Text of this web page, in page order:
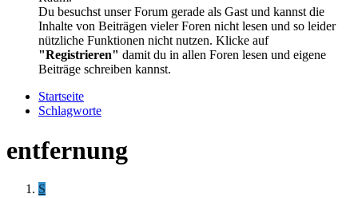
Du besuchst unser Forum gerade als Gast und kannst die
Inhalte von Beiträgen vieler Foren nicht lesen und so leider
nützliche Funktionen nicht nutzen. Klicke auf
"Registrieren" damit du in allen Foren lesen und eigene
Beiträge schreiben kannst.
Startseite
Schlagworte
entfernung
S